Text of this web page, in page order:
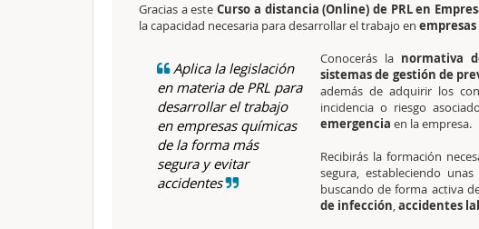
Gracias a esteCurso a distancia (Online) de PRL en
la capacidad necesaria para desarrollar el trabajo en
Aplica la legislación
en materia de PRL para
desarrollar el trabajo
en empresas químicas
de la forma más
segura y evitar
accidentes
Conocerás la normativa
sistemas de gestión de
además de adquirir los
incidencia o riesgo
emergencia en la empresa.
Recibirás la formación
segura, estableciendo unas
buscando de forma activa
de infección,accidentes